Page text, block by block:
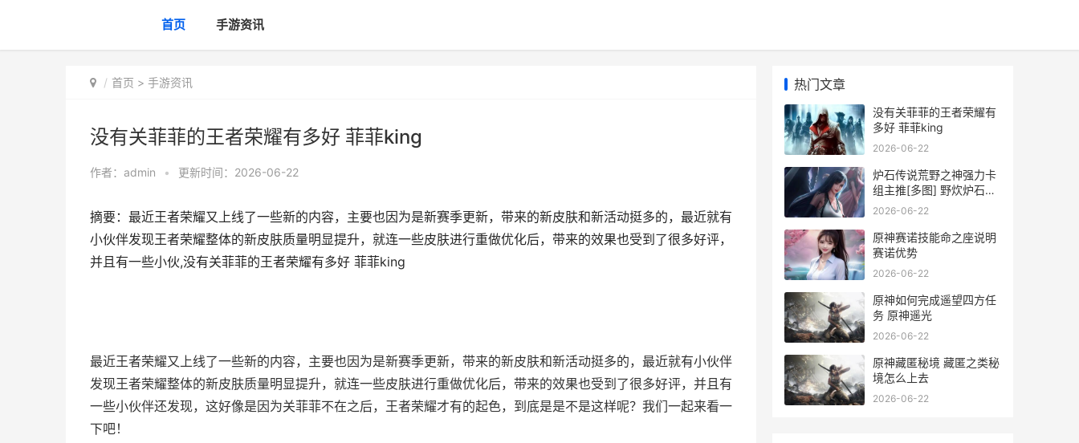
首页 手游资讯
首页 > 手游资讯
没有关菲菲的王者荣耀有多好 菲菲king
作者： admin • 更新时间：2026-06-22
摘要：最近王者荣耀又上线了一些新的内容，主要也因为是新赛季更新，带来的新皮肤和新活动挺多的，最近就有
小伙伴发现王者荣耀整体的新皮肤质量明显提升，就连一些皮肤进行重做优化后，带来的效果也受到了很多好评，
并且有一些小伙,没有关菲菲的王者荣耀有多好 菲菲king
最近王者荣耀又上线了一些新的内容，主要也因为是新赛季更新，带来的新皮肤和新活动挺多的，最近就有小伙伴
发现王者荣耀整体的新皮肤质量明显提升，就连一些皮肤进行重做优化后，带来的效果也受到了很多好评，并且有
一些小伙伴还发现，这好像是因为关菲菲不在之后，王者荣耀才有的起色，到底是是不是这样呢？我们一起来看一
下吧！
热门文章
没有关菲菲的王者荣耀有
多好 菲菲king
2026-06-22
炉石传说荒野之神强力卡
组主推[多图] 野炊炉石传
说
2026-06-22
原神赛诺技能命之座说明
赛诺优势
2026-06-22
原神如何完成遥望四方任
务 原神遥光
2026-06-22
原神藏匿秘境 藏匿之类秘
境怎么上去
2026-06-22